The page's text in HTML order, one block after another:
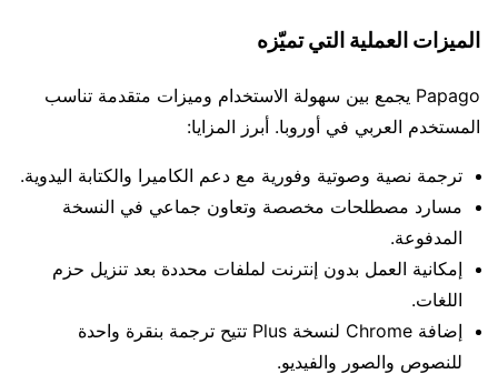
الميزات العملية التي تميّزه
Papago يجمع بين سهولة الاستخدام وميزات متقدمة تناسب
المستخدم العربي في أوروبا. أبرز المزايا:
ترجمة نصية وصوتية وفورية مع دعم الكاميرا والكتابة اليدوية.
مسارد مصطلحات مخصصة وتعاون جماعي في النسخة
المدفوعة.
إمكانية العمل بدون إنترنت لملفات محددة بعد تنزيل حزم
اللغات.
إضافة Chrome لنسخة Plus تتيح ترجمة بنقرة واحدة
للنصوص والصور والفيديو.